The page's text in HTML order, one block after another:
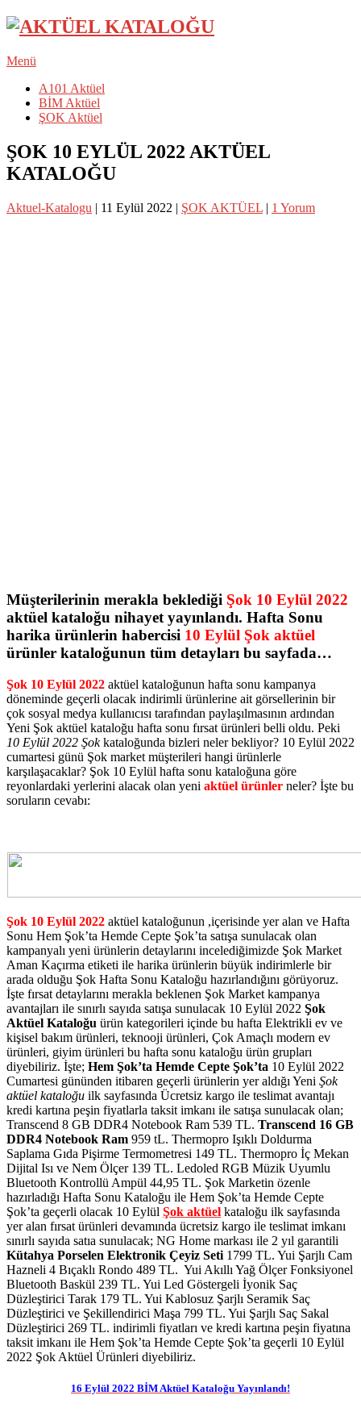
Menü
A101 Aktüel
BİM Aktüel
ŞOK Aktüel
ŞOK 10 EYLÜL 2022 AKTÜEL
KATALOĞU
Aktuel-Katalogu | 11 Eylül 2022 | ŞOK AKTÜEL | 1 Yorum
Müşterilerinin merakla beklediği Şok 10 Eylül 2022
aktüel kataloğu nihayet yayınlandı. Hafta Sonu
harika ürünlerin habercisi 10 Eylül Şok aktüel
ürünler kataloğunun tüm detayları bu sayfada…
Şok 10 Eylül 2022 aktüel kataloğunun hafta sonu kampanya
döneminde geçerli olacak indirimli ürünlerine ait görsellerinin bir
çok sosyal medya kullanıcısı tarafından paylaşılmasının ardından
Yeni Şok aktüel kataloğu hafta sonu fırsat ürünleri belli oldu. Peki
10 Eylül 2022 Şokkataloğunda bizleri neler bekliyor? 10 Eylül 2022
cumartesi günü Şok market müşterileri hangi ürünlerle
karşılaşacaklar? Şok 10 Eylül hafta sonu kataloğuna göre
reyonlardaki yerlerini alacak olan yeni aktüel ürünler neler? İşte bu
soruların cevabı:
Şok 10 Eylül 2022 aktüel kataloğunun ,içerisinde yer alan ve Hafta
Sonu Hem Şok’ta Hemde Cepte Şok’ta satışa sunulacak olan
kampanyalı yeni ürünlerin detaylarını incelediğimizde Şok Market
Aman Kaçırma etiketi ile harika ürünlerin büyük indirimlerle bir
arada olduğu Şok Hafta Sonu Kataloğu hazırlandığını görüyoruz.
İşte fırsat detaylarını merakla beklenen Şok Market kampanya
avantajları ile sınırlı sayıda satışa sunulacak 10 Eylül 2022 Şok
Aktüel Kataloğu ürün kategorileri içinde bu hafta Elektrikli ev ve
kişisel bakım ürünleri, teknooji ürünleri, Çok Amaçlı modern ev
ürünleri, giyim ürünleri bu hafta sonu kataloğu ürün grupları
diyebiliriz. İşte; Hem Şok’ta Hemde Cepte Şok’ta 10 Eylül 2022
Cumartesi gününden itibaren geçerli ürünlerin yer aldığı Yeni Şok
aktüel kataloğu ilk sayfasında Ücretsiz kargo ile teslimat avantajı
kredi kartına peşin fiyatlarla taksit imkanı ile satışa sunulacak olan;
Transcend 8 GB DDR4 Notebook Ram 539 TL. Transcend 16 GB
DDR4 Notebook Ram 959 tL. Thermopro Işıklı Doldurma
Saplama Gıda Pişirme Termometresi 149 TL. Thermopro İç Mekan
Dijital Isı ve Nem Ölçer 139 TL. Ledoled RGB Müzik Uyumlu
Bluetooth Kontrollü Ampül 44,95 TL. Şok Marketin özenle
hazırladığı Hafta Sonu Kataloğu ile Hem Şok’ta Hemde Cepte
Şok’ta geçerli olacak 10 Eylül Şok aktüel kataloğu ilk sayfasında
yer alan fırsat ürünleri devamında ücretsiz kargo ile teslimat imkanı
sınırlı sayıda satıa sunulacak; NG Home markası ile 2 yıl garantili
Kütahya Porselen Elektronik Çeyiz Seti 1799 TL. Yui Şarjlı Cam
Hazneli 4 Bıçaklı Rondo 489 TL. Yui Akıllı Yağ Ölçer Fonksiyonel
Bluetooth Baskül 239 TL. Yui Led Göstergeli İyonik Saç
Düzleştirici Tarak 179 TL. Yui Kablosuz Şarjlı Seramik Saç
Düzleştirici ve Şekillendirici Maşa 799 TL. Yui Şarjlı Saç Sakal
Düzleştirici 269 TL. indirimli fiyatları ve kredi kartına peşin fiyatına
taksit imkanı ile Hem Şok’ta Hemde Cepte Şok’ta geçerli 10 Eylül
2022 Şok Aktüel Ürünleri diyebiliriz.
16 Eylül 2022 BİM Aktüel Kataloğu Yayınlandı!